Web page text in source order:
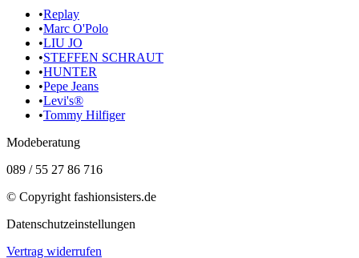
•Replay
•Marc O'Polo
•LIU JO
•STEFFEN SCHRAUT
•HUNTER
•Pepe Jeans
•Levi's®
•Tommy Hilfiger
Modeberatung
089 / 55 27 86 716
© Copyright fashionsisters.de
Datenschutzeinstellungen
Vertrag widerrufen